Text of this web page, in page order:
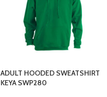
ADULT HOODED SWEATSHIRT
KEYA SWP280